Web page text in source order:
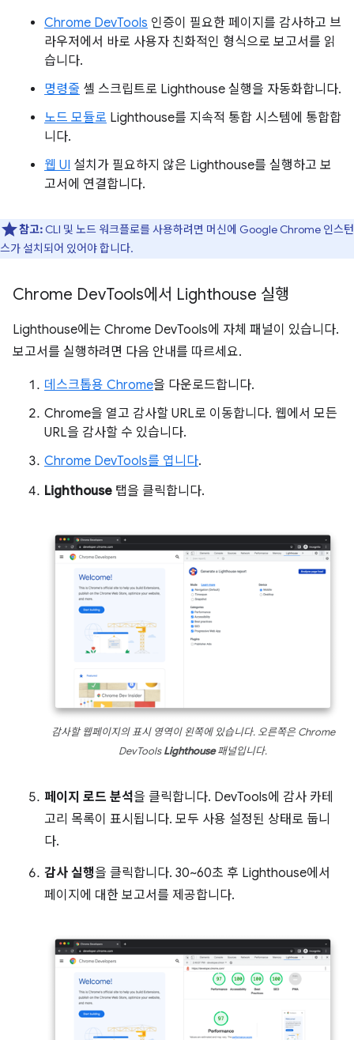
Chrome DevTools 인증이 필요한 페이지를 감사하고 브
라우저에서 바로 사용자 친화적인 형식으로 보고서를 읽
습니다.
명령줄 셸 스크립트로 Lighthouse 실행을 자동화합니다.
노드 모듈로 Lighthouse를 지속적 통합 시스템에 통합합
니다.
웹 UI 설치가 필요하지 않은 Lighthouse를 실행하고 보
고서에 연결합니다.
참고: CLI 및 노드 워크플로를 사용하려면 머신에 Google Chrome 인스턴
스가 설치되어 있어야 합니다.
Chrome DevTools에서 Lighthouse 실행
Lighthouse에는 Chrome DevTools에 자체 패널이 있습니다.
보고서를 실행하려면 다음 안내를 따르세요.
데스크톱용 Chrome을 다운로드합니다.
Chrome을 열고 감사할 URL로 이동합니다. 웹에서 모든
URL을 감사할 수 있습니다.
Chrome DevTools를 엽니다.
Lighthouse 탭을 클릭합니다.
감사할 웹페이지의 표시 영역이 왼쪽에 있습니다. 오른쪽은 Chrome
DevToolsLighthouse패널입니다.
페이지 로드 분석을 클릭합니다. DevTools에 감사 카테
고리 목록이 표시됩니다. 모두 사용 설정된 상태로 둡니
다.
감사 실행을 클릭합니다. 30~60초 후 Lighthouse에서
페이지에 대한 보고서를 제공합니다.